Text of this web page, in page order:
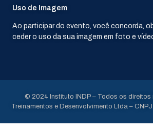
Uso de Imagem
Ao participar do evento, você concorda,
ceder o uso da sua imagem em foto e
© 2024 Instituto INDP – Todos os direitos
Treinamentos e Desenvolvimento Ltda –